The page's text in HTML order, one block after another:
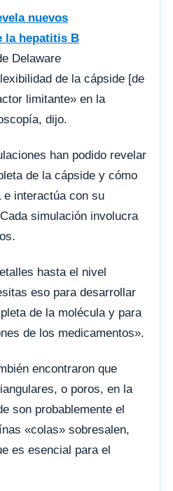
Delaware
de la cápside [de
limitante» en la
dijo.
han podido revelar
de la cápside y cómo
interactúa con su
simulación involucra
hasta el nivel
eso para desarrollar
de la molécula y para
de los medicamentos».
encontraron que
o poros, en la
son probablemente el
«colas» sobresalen,
es esencial para el